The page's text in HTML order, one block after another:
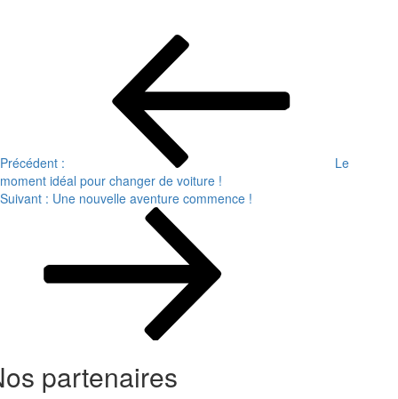
Précédent :
Le
moment idéal pour changer de voiture !
Suivant : Une nouvelle aventure commence !
partenaires